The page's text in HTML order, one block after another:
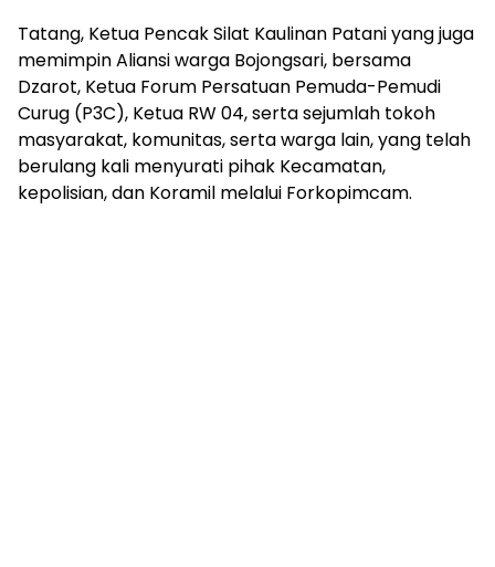
Tatang, Ketua Pencak Silat Kaulinan Patani yang juga
memimpin Aliansi warga Bojongsari, bersama
Dzarot, Ketua Forum Persatuan Pemuda-Pemudi
Curug (P3C), Ketua RW 04, serta sejumlah tokoh
masyarakat, komunitas, serta warga lain, yang telah
berulang kali menyurati pihak Kecamatan,
kepolisian, dan Koramil melalui Forkopimcam.